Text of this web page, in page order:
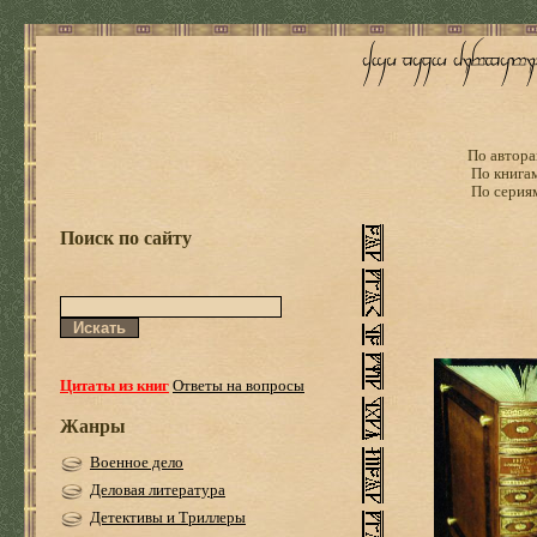
По
По
По
Поиск по сайту
Цитаты из книгОтветы на вопросы
Жанры
Военное дело
Деловая литература
Детективы и Триллеры